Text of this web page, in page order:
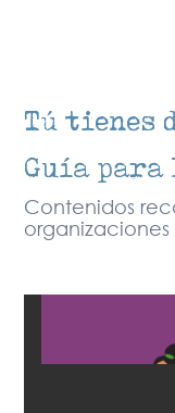
Tú tienes
Guía para
Contenidos
organizaciones